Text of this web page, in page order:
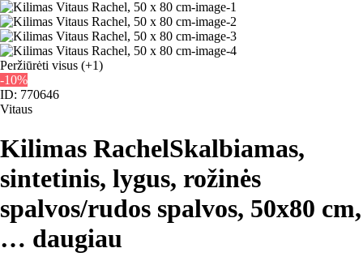
Peržiūrėti visus (+1)
-10%
ID: 770646
Vitaus
Kilimas RachelSkalbiamas,
sintetinis, lygus, rožinės
spalvos/rudos spalvos, 50x80 cm,
… daugiau